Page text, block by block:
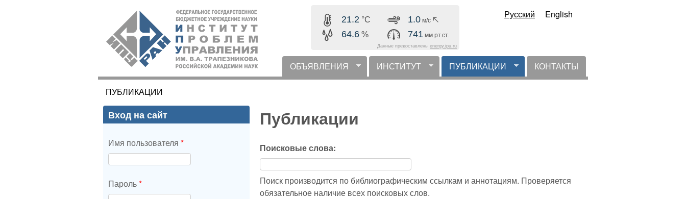
содержанию
ИПУ
РАН
21.2 °C
64.6 %
1.0 м/с
741 мм рт.ст.
Данные предоставлены energy.ipu.ru
Русский English
горизонтальное меню
ОБЪЯВЛЕНИЯ ИНСТИТУТ ПУБЛИКАЦИИ КОНТАКТЫ
Вы здесь
ПУБЛИКАЦИИ
Публикации
Поисковые слова:
Поиск производится по библиографическим ссылкам и аннотациям. Проверяется
обязательное наличие всех поисковых слов.
Вход на сайт
Имя пользователя *
Пароль*